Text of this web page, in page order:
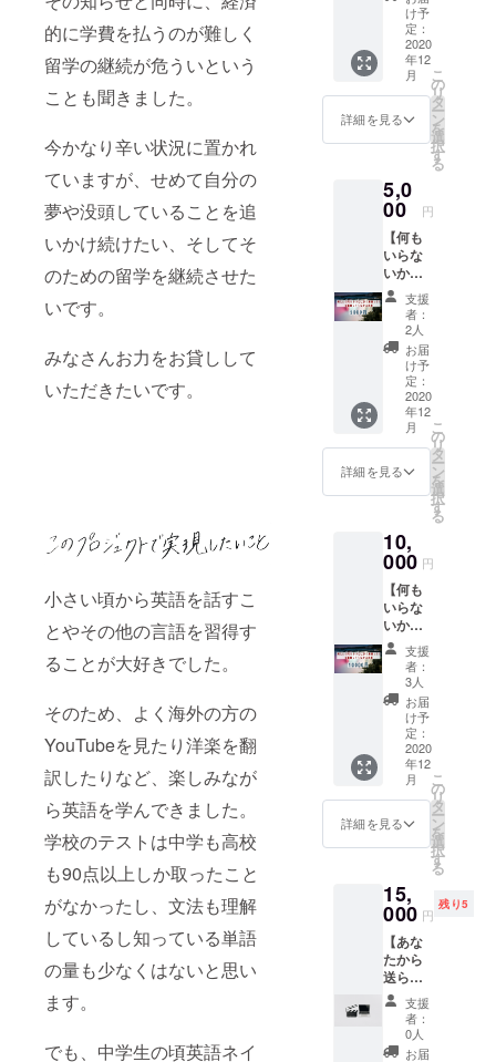
的に学費を払うのが難しく
留学の継続が危ういという
ことも聞きました。
今かなり辛い状況に置かれ
ていますが、せめて自分の
夢や没頭していることを追
いかけ続けたい、そしてそ
のための留学を継続させた
いです。
みなさんお力をお貸しして
いただきたいです。
小さい頃から英語を話すこ
とやその他の言語を習得す
ることが大好きでした。
そのため、よく海外の方の
YouTubeを見たり洋楽を翻
訳したりなど、楽しみなが
ら英語を学んできました。
学校のテストは中学も高校
も90点以上しか取ったこと
がなかったし、文法も理解
しているし知っている単語
の量も少なくはないと思い
ます。
でも、中学生の頃英語ネイ
の違い
などな
どたく
さんの
情報を
お伝え
しま
行った
気分に
なるよ
うな、
楽しい
レポー
トに仕
上げま
す！ ま
た、学
費に集
めたお
金を
使った
ことの
ご報告
と感謝
でお送
りさせ
ていた
だきま
す。 ※
お届け
先と
メール
アドレ
スの入
力が必
要で
す。
ナダの
広大な
自然や
スタイ
リッ
シュな
都会な
ど、こ
こでし
ない綺
麗な映
像を
メール
でお送
りしま
す。 主
にトロ
ントの
街並み
を動画
にしま
す。
ショー
トムー
ビーを
見ただ
来たよ
うな感
覚にな
るか
も！？
また、
学費に
集めた
お金を
使った
ことの
ご報告
と感謝
の気持
ちを
メール
でお送
す。 ※
メール
でお送
りする
ので、
メール
アドレ
スの入
力が必
要で
け予
定：
2020
年12
月
詳細を見る
こ
の
リ
タ
ー
ン
を
選
択
す
る
5,0
00 円
【何も
いらな
いから
とにか
く頑
張っ
て！と
応援し
てくだ
さる方
用・
5000
円】 リ
ターン
は要ら
ないけ
の継続
を頑
張って
ほしい
と応援
してく
ださる
方用で
す。 学
費に集
めた資
金を
使った
ことの
ご報告
と感謝
の気持
で送ら
させて
もらい
ます。
応援あ
りがと
うござ
いま
す！
支援
者：
2人
お届
け予
定：
2020
年12
月
詳細を見る
こ
の
リ
タ
ー
ン
を
選
択
す
る
10,
000 円
【何も
いらな
いから
とにか
く頑
張っ
て！と
応援し
てくだ
さる方
用・
10000
円】 リ
ターン
は要ら
ないけ
の継続
を頑
張って
ほしい
と応援
してく
ださる
方用で
す。 学
費に集
支援
者：
3人
お届
け予
定：
2020
年12
月
詳細を見る
こ
の
リ
タ
ー
ン
を
選
択
す
る
15,
000 円
残り5
【あな
たから
送られ
てきた
動画で
素敵な
映像作
支援
者：
0人
お届